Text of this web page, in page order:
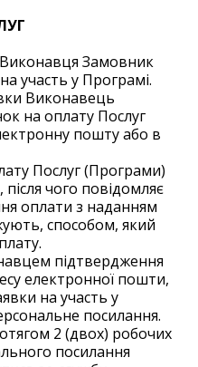
Замовник
участь у Програмі.
Виконавець
на оплату Послуг
пошту або в
Послуг (Програми)
чого повідомляє
оплати з наданням
способом, який
підтвердження
електронної пошти,
на участь у
посилання.
2 (двох) робочих
посилання